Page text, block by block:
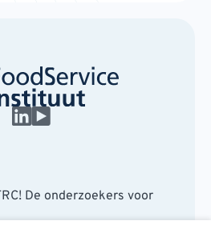
De onderzoekers voor